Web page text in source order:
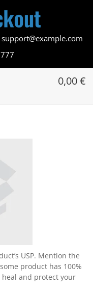
support@example.com
0,00€
USP. Mention the
product has 100%
and protect your